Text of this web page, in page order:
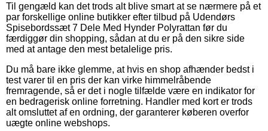
Til gengæld kan det trods alt blive smart at se nærmere på et
par forskellige online butikker efter tilbud på Udendørs
Spisebordssæt 7 Dele Med Hynder Polyrattan før du
færdiggør din shopping, sådan at du er på den sikre side
med at antage den mest betalelige pris.
Du må bare ikke glemme, at hvis en shop afhænder bedst i
test varer til en pris der kan virke himmelråbende
fremragende, så er det i nogle tilfælde være en indikator for
en bedragerisk online forretning. Handler med kort er trods
alt omsluttet af en ordning, der garanterer køberen overfor
uægte online webshops.